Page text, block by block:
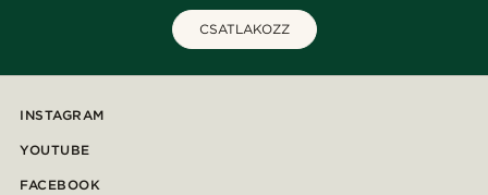
CSATLAKOZZ
INSTAGRAM
YOUTUBE
FACEBOOK